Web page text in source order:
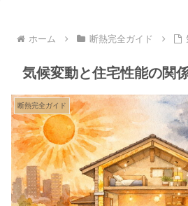
ホーム 断熱完全ガイド
気候変動と住宅性能の関
断熱完全ガイド